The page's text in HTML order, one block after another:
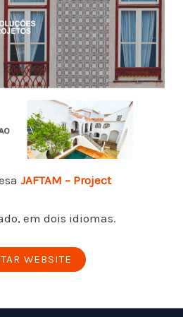
JAFTAM – Project
em dois idiomas.
WEBSITE